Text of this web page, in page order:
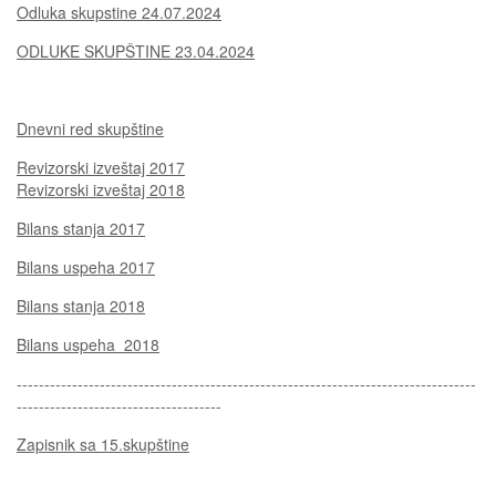
Odluka skupstine 24.07.2024
ODLUKE SKUPŠTINE 23.04.2024
Dnevni red skupštine
Revizorski izveštaj 2017
Revizorski izveštaj 2018
Bilans stanja 2017
Bilans uspeha 2017
Bilans stanja 2018
Bilans uspeha 2018
-----------------------------------------------------------------------------------
-------------------------------------
Zapisnik sa 15.skupštine